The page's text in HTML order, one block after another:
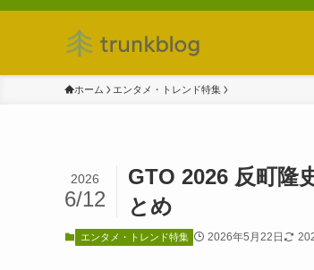
ホーム エンタメ・トレンド特集
GTO 2026 反町隆
とめ
2026
6/12
エンタメ・トレンド特集 2026年5月22日